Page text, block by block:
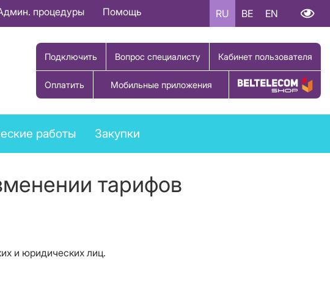
процедуры Помощь RU BE EN
Подключить Вопрос специалисту Кабинет пользователя
Оплатить Мобильные приложения Купить товар
работы Закупки
тарифов
и юридических лиц.